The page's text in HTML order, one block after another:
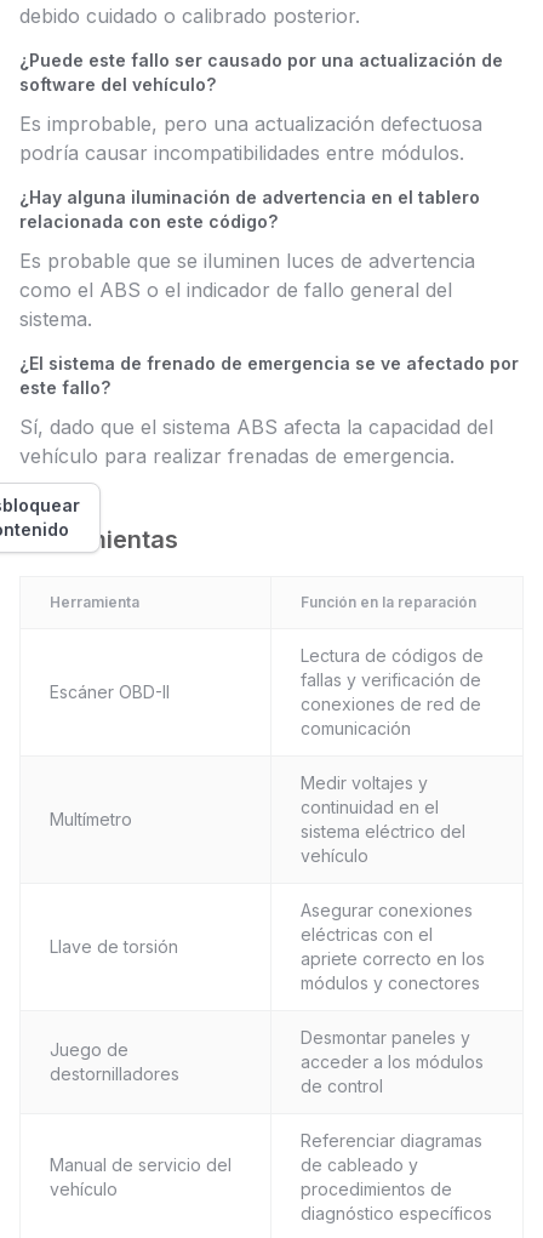
debido cuidado o calibrado posterior.
¿Puede este fallo ser causado por una actualización de
software del vehículo?
Es improbable, pero una actualización defectuosa
podría causar incompatibilidades entre módulos.
¿Hay alguna iluminación de advertencia en el tablero
relacionada con este código?
Es probable que se iluminen luces de advertencia
como el ABS o el indicador de fallo general del
sistema.
¿El sistema de frenado de emergencia se ve afectado por
este fallo?
Sí, dado que el sistema ABS afecta la capacidad del
vehículo para realizar frenadas de emergencia.
Herramientas
Herramienta Función en la reparación
Escáner OBD-II
Lectura de códigos de
fallas y verificación de
conexiones de red de
comunicación
Multímetro
Medir voltajes y
continuidad en el
sistema eléctrico del
vehículo
Llave de torsión
Asegurar conexiones
eléctricas con el
apriete correcto en los
módulos y conectores
Juego de
destornilladores
Desmontar paneles y
acceder a los módulos
de control
Manual de servicio del
vehículo
Referenciar diagramas
de cableado y
procedimientos de
diagnóstico específicos